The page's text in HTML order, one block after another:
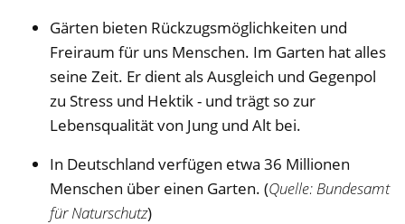
Gärten bieten Rückzugsmöglichkeiten und
Freiraum für uns Menschen. Im Garten hat alles
seine Zeit. Er dient als Ausgleich und Gegenpol
zu Stress und Hektik - und trägt so zur
Lebensqualität von Jung und Alt bei.
In Deutschland verfügen etwa 36 Millionen
Menschen über einen Garten. (Quelle: Bundesamt
für Naturschutz)